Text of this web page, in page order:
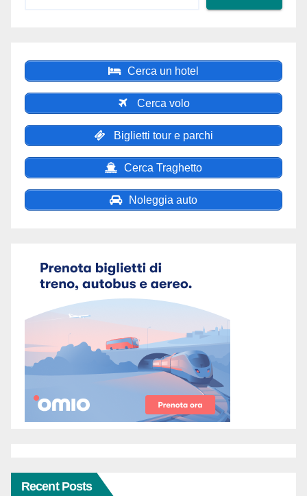
Cerca un hotel
Cerca volo
Biglietti tour e parchi
Cerca Traghetto
Noleggia auto
Recent Posts